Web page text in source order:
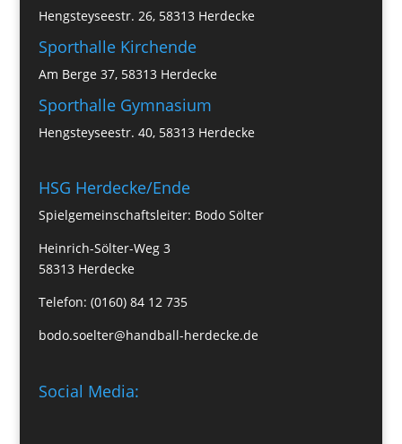
Hengsteyseestr. 26, 58313 Herdecke
Sporthalle Kirchende
Am Berge 37, 58313 Herdecke
Sporthalle Gymnasium
Hengsteyseestr. 40, 58313 Herdecke
HSG Herdecke/Ende
Spielgemeinschaftsleiter: Bodo Sölter
Heinrich-Sölter-Weg 3
58313 Herdecke
Telefon: (0160) 84 12 735
bodo.soelter@handball-herdecke.de
Social Media: